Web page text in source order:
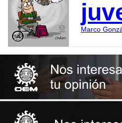
Marco